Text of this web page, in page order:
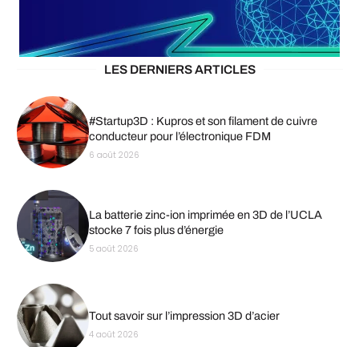
LES DERNIERS ARTICLES
#Startup3D : Kupros et son filament de cuivre
conducteur pour l’électronique FDM
6 août 2026
La batterie zinc-ion imprimée en 3D de l’UCLA
stocke 7 fois plus d’énergie
5 août 2026
Tout savoir sur l’impression 3D d’acier
4 août 2026